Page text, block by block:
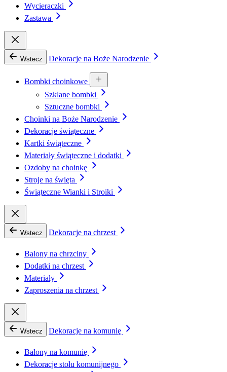
Wycieraczki
Zastawa
Wstecz Dekoracje na Boże Narodzenie
Bombki choinkowe
Szklane bombki
Sztuczne bombki
Choinki na Boże Narodzenie
Dekoracje świąteczne
Kartki świąteczne
Materiały świąteczne i dodatki
Ozdoby na choinkę
Stroje na święta
Świąteczne Wianki i Stroiki
Wstecz Dekoracje na chrzest
Balony na chrzciny
Dodatki na chrzest
Materiały
Zaproszenia na chrzest
Wstecz Dekoracje na komunię
Balony na komunię
Dekoracje stołu komunijnego